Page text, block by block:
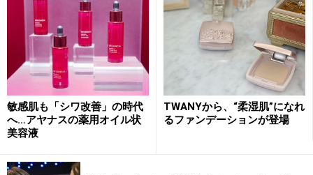
※記事内容は執筆時点のものです。最新の内容をご確認くださ
※個人の体質、また、誤った方法による実践に起因して肌荒れや
不調を引き起こす場合があります。実践の際には、必ず自身の体
質及び健康状態を十分に考慮し、正しい方法で行ってください。
また、全ての方への有効性を保証するものではありません。
敏感肌も「シワ改善」の時代
へ…アヤナスの薬用オイル状
美容液
TWANYから、“柔湿肌”になれ
るファンデーションが登場